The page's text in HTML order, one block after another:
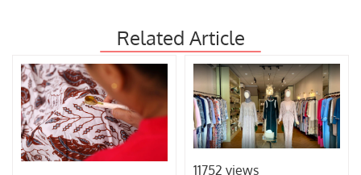
Related Article
11752 views